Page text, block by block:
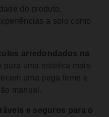
do produto,
a solo como
arredondados na
para uma estética mais
uma pega firme e
manual.
e seguros para o